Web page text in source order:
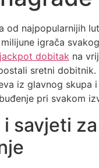
od najpopularnijih
igrača
dobitak na
sretni dobitnik.
iz glavnog skupa
pri svakom
savjeti za